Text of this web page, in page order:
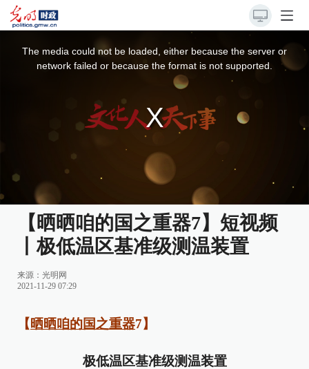
The media could not be loaded, either because the server or
network failed or because the format is not supported.
【晒晒咱的国之重器7】短视频
丨极低温区基准级测温装置
来源： 光明网
2021-11-29 07:29
【 晒晒咱的国之重器7】
极低温区基准级测温装置